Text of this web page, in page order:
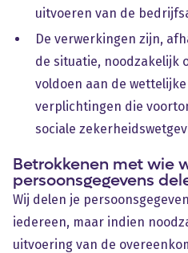
uitvoeren van de
De verwerkingen zijn,
de situatie, noodzakelijk
voldoen aan de wettelijke
verplichtingen die
sociale
Betrokkenen met wie
persoonsgegevens
Wij delen je
iedereen, maar indien
uitvoering van de